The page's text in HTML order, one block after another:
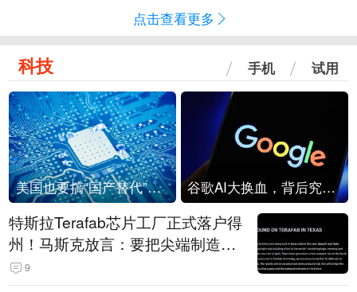
点击查看更多
科技 手机 试用
美国也要搞“国产替代”？先算清三笔账 谷歌AI大换血，背后究竟发生了什么？
特斯拉Terafab芯片工厂正式落户得
州！马斯克放言：要把尖端制造带
回美国
9